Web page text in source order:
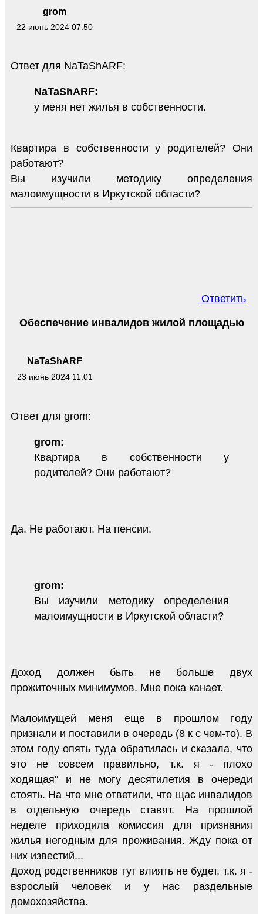
grom
22 июнь 2024 07:50
Ответ для NaTaShARF:
NaTaShARF:
у меня нет жилья в собственности.
Квартира в собственности у родителей? Они
работают?
Вы изучили методику определения
малоимущности в Иркутской области?
Ответить
NaTaShARF
23 июнь 2024 11:01
Обеспечение инвалидов жилой площадью
Ответ для grom:
grom:
Квартира в собственности у
родителей? Они работают?
Да. Не работают. На пенсии.
grom:
Вы изучили методику определения
малоимущности в Иркутской области?
Доход должен быть не больше двух
прожиточных минимумов. Мне пока канает.
Малоимущей меня еще в прошлом году
признали и поставили в очередь (8 к с чем-то). В
этом году опять туда обратилась и сказала, что
это не совсем правильно, т.к. я - плохо
ходящая" и не могу десятилетия в очереди
стоять. На что мне ответили, что щас инвалидов
в отдельную очередь ставят. На прошлой
неделе приходила комиссия для признания
жилья негодным для проживания. Жду пока от
них известий...
Доход родственников тут влиять не будет, т.к. я -
взрослый человек и у нас раздельные
домохозяйства.